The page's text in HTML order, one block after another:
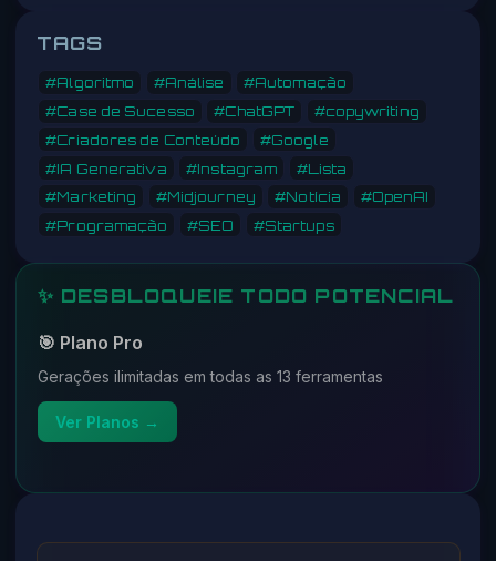
TAGS
#Algoritmo #Análise
#Automação
#Case de Sucesso
#ChatGPT
#copywriting
#Criadores de Conteúdo
#Google
#IA Generativa
#Instagram
#Lista
#Marketing
#Midjourney #Notícia
#OpenAI
#Programação
#SEO #Startups
✨ DESBLOQUEIE TODO POTENCIAL
🎯 Plano Pro
Gerações ilimitadas em todas as 13 ferramentas
Ver Planos →